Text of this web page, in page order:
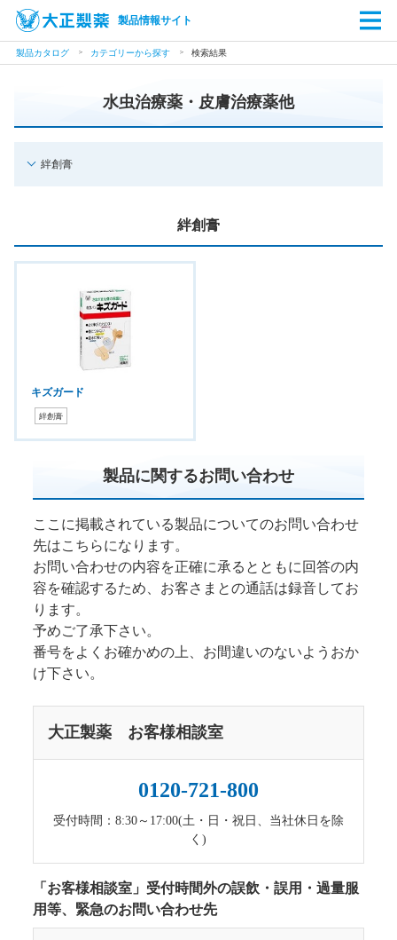
製品情報サイト
製品カタログ カテゴリーから探す 検索結果
水虫治療薬・皮膚治療薬他
絆創膏
絆創膏
キズガード
絆創膏
製品に関するお問い合わせ
ここに掲載されている製品についてのお問い合わせ
先はこちらになります。
お問い合わせの内容を正確に承るとともに回答の内
容を確認するため、お客さまとの通話は録音してお
ります。
予めご了承下さい。
番号をよくお確かめの上、お間違いのないようおか
け下さい。
大正製薬 お客様相談室
0120-721-800
受付時間：8:30～17:00(土・日・祝日、当社休日を除
く)
「お客様相談室」受付時間外の誤飲・誤用・過量服
用等、緊急のお問い合わせ先